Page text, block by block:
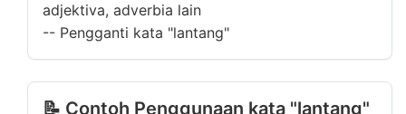
adjektiva, adverbia lain
-- Pengganti kata "lantang"
📝 Contoh Penggunaan kata "lantang"